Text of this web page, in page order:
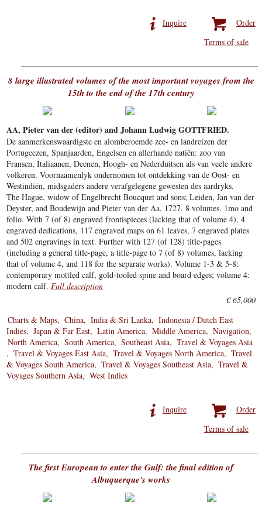
Order
Inquire
Terms of sale
8 large illustrated volumes of the most important voyages from the
15th to the end of the 17th century
AA, Pieter van der (editor) and Johann Ludwig GOTTFRIED.
De aanmerkenswaardigste en alomberoemde zee- en landreizen der
Portugeezen, Spanjaarden, Engelsen en allerhande natiën: zoo van
Fransen, Italiaanen, Deenen, Hoogh- en Nederduitsen als van veele andere
volkeren. Voornaamenlyk ondernomen tot ontdekking van de Oost- en
Westindiën, midsgaders andere verafgelegene gewesten des aardryks.
The Hague, widow of Engelbrecht Boucquet and sons; Leiden, Jan van der
Deyster, and Boudewijn and Pieter van der Aa, 1727. 8 volumes. 1mo and
folio. With 7 (of 8) engraved frontispieces (lacking that of volume 4), 4
engraved dedications, 117 engraved maps on 61 leaves, 7 engraved plates
and 502 engravings in text. Further with 127 (of 128) title-pages
(including a general title-page, a title-page to 7 (of 8) volumes, lacking
that of volume 4, and 118 for the separate works). Volume 1-3 & 5-8:
contemporary mottled calf, gold-tooled spine and board edges; volume 4:
modern calf.Full description
€ 65,000
Charts & Maps
China India & Sri Lanka
Indonesia / Dutch East
Indies
Japan & Far East Latin America Middle America
Navigation
North America
South America Southeast Asia
Travel & Voyages Asia
Travel & Voyages East Asia
Travel & Voyages North America
Travel
& Voyages South America
Travel & Voyages Southeast Asia
Travel &
Voyages Southern Asia
West Indies
Order
Inquire
Terms of sale
The first European to enter the Gulf: the final edition of
Albuquerque's works